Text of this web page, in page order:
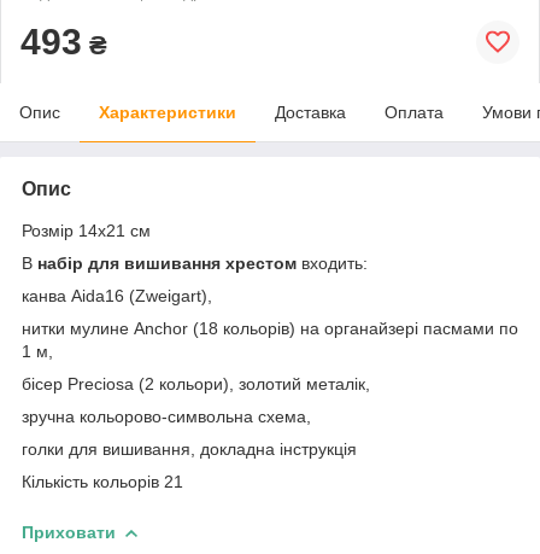
493 ₴
Опис Характеристики Доставка Оплата Умови
Опис
Розмір 14х21 см
В набір для вишивання хрестом входить:
канва Aida16 (Zweigart),
нитки мулине Anchor (18 кольорів) на органайзері пасмами по
1 м,
бісер Preciosa (2 кольори), золотий металік,
зручна кольорово-символьна схема,
голки для вишивання, докладна інструкція
Кількість кольорів 21
Приховати